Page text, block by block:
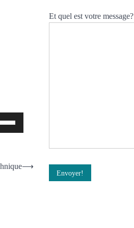
⟶
Et quel est votre message?